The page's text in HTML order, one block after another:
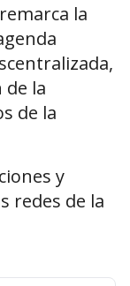
la
la
de la
y
redes de la